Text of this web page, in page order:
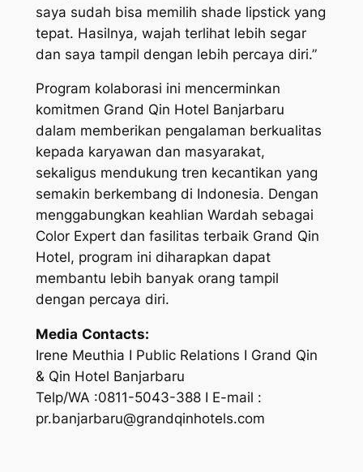
saya sudah bisa memilih shade lipstick yang
tepat. Hasilnya, wajah terlihat lebih segar
dan saya tampil dengan lebih percaya diri.”
Program kolaborasi ini mencerminkan
komitmen Grand Qin Hotel Banjarbaru
dalam memberikan pengalaman berkualitas
kepada karyawan dan masyarakat,
sekaligus mendukung tren kecantikan yang
semakin berkembang di Indonesia. Dengan
menggabungkan keahlian Wardah sebagai
Color Expert dan fasilitas terbaik Grand Qin
Hotel, program ini diharapkan dapat
membantu lebih banyak orang tampil
dengan percaya diri.
Media Contacts:
Irene Meuthia I Public Relations I Grand Qin
& Qin Hotel Banjarbaru
Telp/WA :0811-5043-388 I E-mail :
pr.banjarbaru@grandqinhotels.com